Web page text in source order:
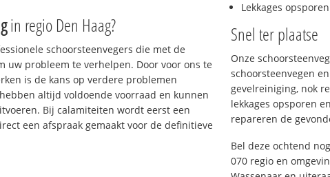
in regio Den Haag?
schoorsteenvegers die met de
uw probleem te verhelpen. Door voor ons te
is de kans op verdere problemen
altijd voldoende voorraad en kunnen
Bij calamiteiten wordt eerst een
een afspraak gemaakt voor de definitieve
Lekkages
Snel ter plaatse
Onze
schoorsteenvegen
gevelreiniging, nok
lekkages opsporen
repareren de
Bel deze ochtend
070 regio en